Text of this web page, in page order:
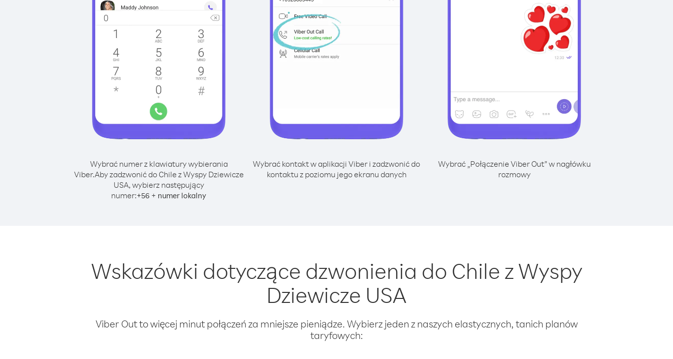
Wybrać numer z klawiatury wybierania
Viber.Aby zadzwonić do Chile z Wyspy Dziewicze
USA, wybierz następujący
numer:+56 + numer lokalny
Wybrać kontakt w aplikacji Viber i zadzwonić do
kontaktu z poziomu jego ekranu danych
Wybrać „Połączenie Viber Out” w nagłówku
rozmowy
Wskazówki dotyczące dzwonienia do Chile z Wyspy
Dziewicze USA
Viber Out to więcej minut połączeń za mniejsze pieniądze. Wybierz jeden z naszych elastycznych, tanich planów
taryfowych: